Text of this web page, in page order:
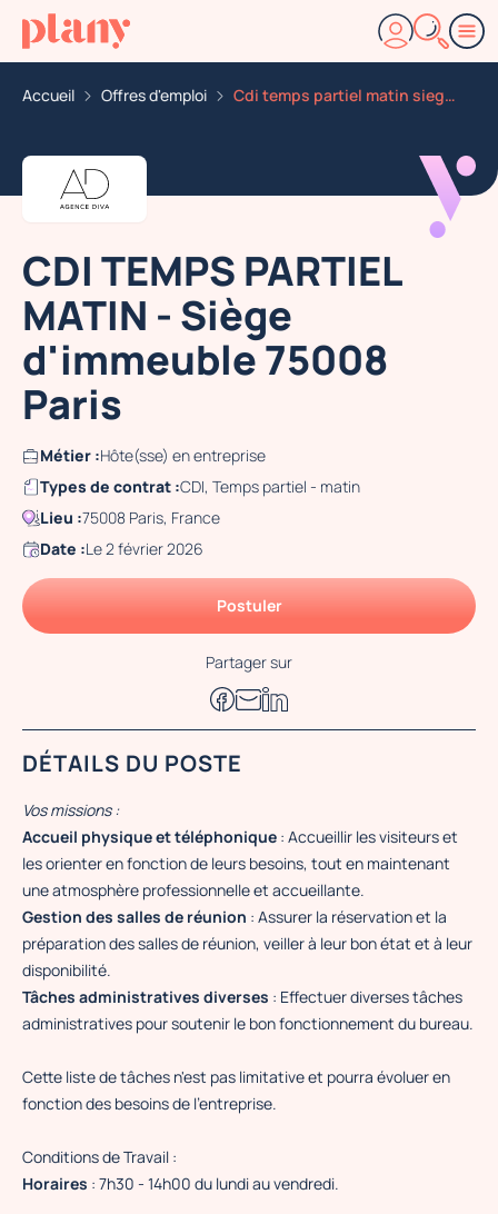
Accueil Offres d'emploi Cdi temps partiel matin siege d immeuble 75008 paris
CDI TEMPS PARTIEL
MATIN - Siège
d'immeuble 75008
Paris
Métier :Hôte(sse) en entreprise
Types de contrat :CDI, Temps partiel - matin
Lieu :75008 Paris, France
Date :Le 2 février 2026
Postuler
Partager sur
DÉTAILS DU POSTE
Vos missions :
Accueil physique et téléphonique : Accueillir les visiteurs et
les orienter en fonction de leurs besoins, tout en maintenant
une atmosphère professionnelle et accueillante.
Gestion des salles de réunion : Assurer la réservation et la
préparation des salles de réunion, veiller à leur bon état et à leur
disponibilité.
Tâches administratives diverses : Effectuer diverses tâches
administratives pour soutenir le bon fonctionnement du bureau.
Cette liste de tâches n'est pas limitative et pourra évoluer en
fonction des besoins de l'entreprise.
Conditions de Travail :
Horaires : 7h30 - 14h00 du lundi au vendredi.